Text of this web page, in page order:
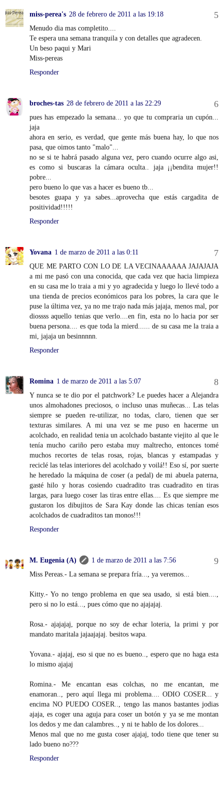
miss-perea's 28 de febrero de 2011 a las 19:18
Menudo dia mas completito....
Te espera una semana tranquila y con detalles que agradecen.
Un beso paqui y Mari
Miss-pereas
Responder
broches-tas 28 de febrero de 2011 a las 22:29
pues has empezado la semana... yo que tu compraria un cupón...
jaja
ahora en serio, es verdad, que gente más buena hay, lo que nos
pasa, que oimos tanto "malo"...
no se si te habrá pasado alguna vez, pero cuando ocurre algo asi,
es como si buscaras la cámara oculta.. jaja ¡¡bendita mujer!!
pobre...
pero bueno lo que vas a hacer es bueno tb...
besotes guapa y ya sabes...aprovecha que estás cargadita de
positividad!!!!!
Responder
Yovana 1 de marzo de 2011 a las 0:11
QUE ME PARTO CON LO DE LA VECINAAAAAA JAJAJAJA
a mi me pasó con una conocida, que cada vez que hacia limpieza
en su casa me lo traia a mi y yo agradecida y luego lo llevé todo a
una tienda de precios económicos para los pobres, la cara que le
puse la última vez, ya no me trajo nada más jajaja, menos mal, por
diossss aquello tenias que verlo....en fin, esta no lo hacia por ser
buena persona.... es que toda la mierd...... de su casa me la traia a
mi, jajaja un besinnnnn.
Responder
Romina 1 de marzo de 2011 a las 5:07
Y nunca se te dio por el patchwork? Le puedes hacer a Alejandra
unos almohadones preciosos, o incluso unas muñecas... Las telas
siempre se pueden re-utilizar, no todas, claro, tienen que ser
texturas similares. A mi una vez se me puso en hacerme un
acolchado, en realidad tenia un acolchado bastante viejito al que le
tenía mucho cariño pero estaba muy maltrecho, entonces tomé
muchos recortes de telas rosas, rojas, blancas y estampadas y
reciclé las telas interiores del acolchado y voilá!! Eso sí, por suerte
he heredado la máquina de coser (a pedal) de mi abuela paterna,
gasté hilo y horas cosiendo cuadradito tras cuadradito en tiras
largas, para luego coser las tiras entre ellas.... Es que siempre me
gustaron los dibujitos de Sara Kay donde las chicas tenían esos
acolchados de cuadraditos tan monos!!!
Responder
M. Eugenia (A)
1 de marzo de 2011 a las 7:56
Miss Pereas.- La semana se prepara fría..., ya veremos...
Kitty.- Yo no tengo problema en que sea usado, si está bien....,
pero si no lo está..., pues cómo que no ajajajaj.
Rosa.- ajajajaj, porque no soy de echar loteria, la primi y por
mandato maritala jajaajajaj. besitos wapa.
Yovana.- ajajaj, eso si que no es bueno.., espero que no haga esta
lo mismo ajajaj
Romina.- Me encantan esas colchas, no me encantan, me
enamoran.., pero aquí llega mi problema.... ODIO COSER... y
encima NO PUEDO COSER.., tengo las manos bastantes jodias
ajaja, es coger una aguja para coser un botón y ya se me montan
los dedos y me dan calambres.., y ni te hablo de los dolores...
Menos mal que no me gusta coser ajajaj, todo tiene que tener su
lado bueno no???
Responder